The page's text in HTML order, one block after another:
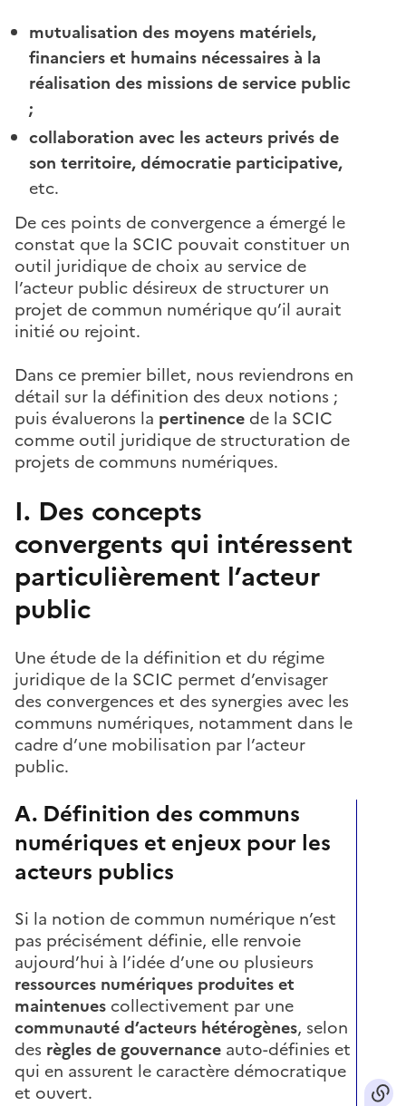
mutualisation des moyens matériels,
financiers et humains nécessaires à la
réalisation des missions de service public
;
collaboration avec les acteurs privés de
son territoire, démocratie participative,
etc.
De ces points de convergence a émergé le
constat que la SCIC pouvait constituer un
outil juridique de choix au service de
l’acteur public désireux de structurer un
projet de commun numérique qu’il aurait
initié ou rejoint.
Dans ce premier billet, nous reviendrons en
détail sur la définition des deux notions ;
puis évaluerons la pertinence de la SCIC
comme outil juridique de structuration de
projets de communs numériques.
I. Des concepts
convergents qui intéressent
particulièrement l’acteur
public
Une étude de la définition et du régime
juridique de la SCIC permet d’envisager
des convergences et des synergies avec les
communs numériques, notamment dans le
cadre d’une mobilisation par l’acteur
public.
A. Définition des communs
numériques et enjeux pour les
acteurs publics
Si la notion de commun numérique n’est
pas précisément définie, elle renvoie
aujourd’hui à l’idée d’une ou plusieurs
ressources numériques produites et
maintenues collectivement par une
communauté d’acteurs hétérogènes, selon
des règles de gouvernance auto-définies et
qui en assurent le caractère démocratique
et ouvert.